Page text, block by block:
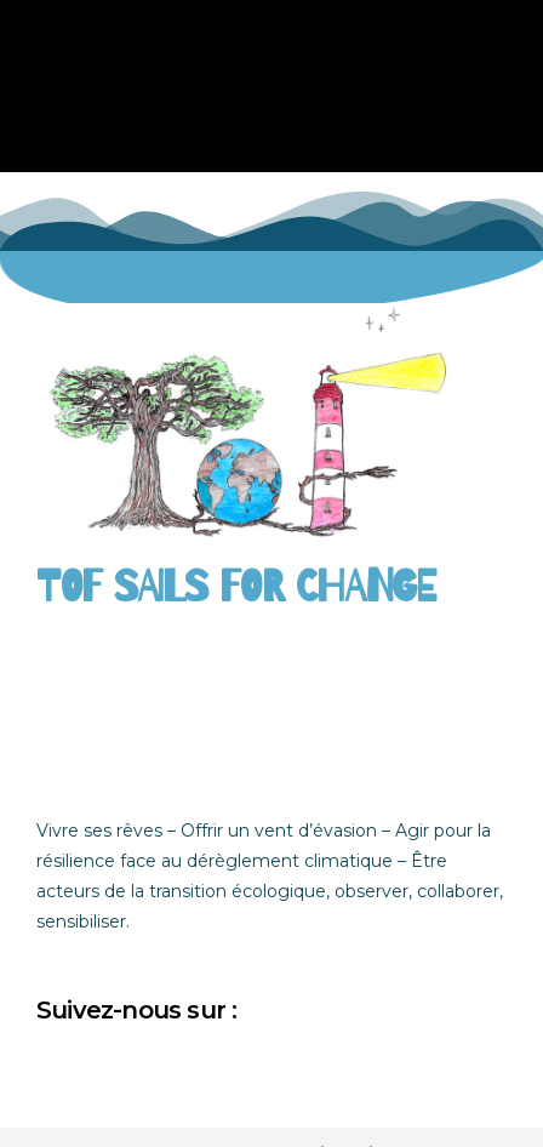
TOF SAILS FOR CHANGE
Vivre ses rêves – Offrir un vent d’évasion – Agir pour la
résilience face au dérèglement climatique – Être
acteurs de la transition écologique, observer, collaborer,
sensibiliser.
Suivez-nous sur :